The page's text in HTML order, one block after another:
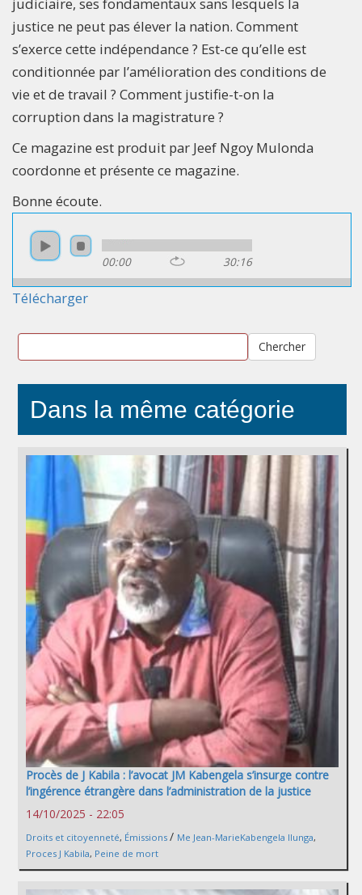
justice ne peut pas élever la nation. Comment
s’exerce cette indépendance ? Est-ce qu’elle est
conditionnée par l’amélioration des conditions de
vie et de travail ? Comment justifie-t-on la
corruption dans la magistrature ?
Ce magazine est produit par Jeef Ngoy Mulonda
coordonne et présente ce magazine.
Bonne écoute.
00:00 30:16
Télécharger
Chercher
Dans la même catégorie
Procès de J Kabila : l’avocat JM Kabengela s’insurge contre
l’ingérence étrangère dans l’administration de la justice
14/10/2025 - 22:05
Droits et citoyenneté, Émissions / Me Jean-MarieKabengela Ilunga,
Proces J Kabila, Peine de mort